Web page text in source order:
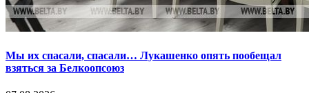
Мы их спасали, спасали… Лукашенко опять пообещал
взяться за Белкоопсоюз